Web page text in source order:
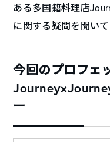
ある多国籍料理店
に関する疑問を聞いて
今回のプロフェ
ー